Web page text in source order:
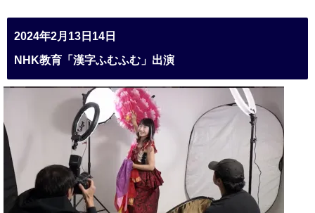
2024年2月13日14日
NHK教育「漢字ふむふむ」出演